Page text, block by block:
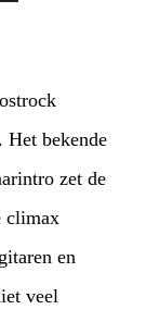
Het bekende
zet de
climax
en
veel